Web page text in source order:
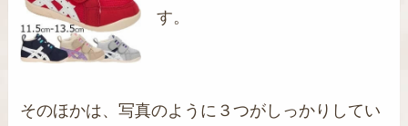
す。
そのほかは、写真のように３つがしっかりしてい